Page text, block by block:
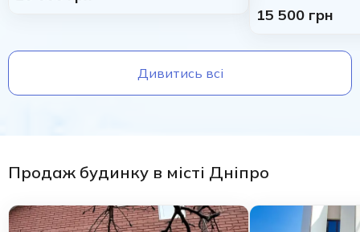
15 500 грн
Дивитись всі
Продаж будинку в місті Дніпро